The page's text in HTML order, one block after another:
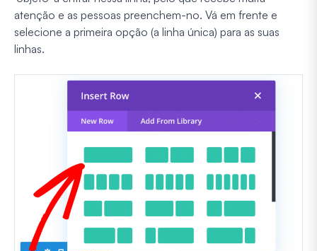
atenção e as pessoas preenchem-no. Vá em frente e
selecione a primeira opção (a linha única) para as suas
linhas.